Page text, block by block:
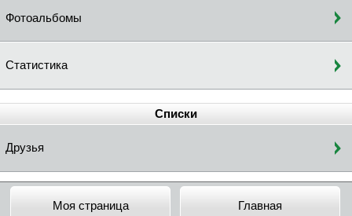
Фотоальбомы
Статистика
Списки
Друзья
Моя страница Главная